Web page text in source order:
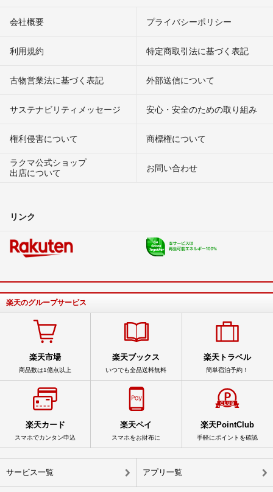
会社概要 プライバシーポリシー
利用規約 特定商取引法に基づく表記
古物営業法に基づく表記 外部送信について
サステナビリティメッセージ 安心・安全のための取り組み
権利侵害について
商標権について
ラクマ公式ショップ
出店について
お問い合わせ
リンク
楽天のグループサービス
楽天市場
商品数は1億点以上
楽天ブックス
いつでも全品送料無料
楽天トラベル
簡単宿泊予約！
楽天カード
スマホでカンタン申込
楽天ペイ
スマホをお財布に
楽天PointClub
手軽にポイントを確認
サービス一覧 アプリ一覧